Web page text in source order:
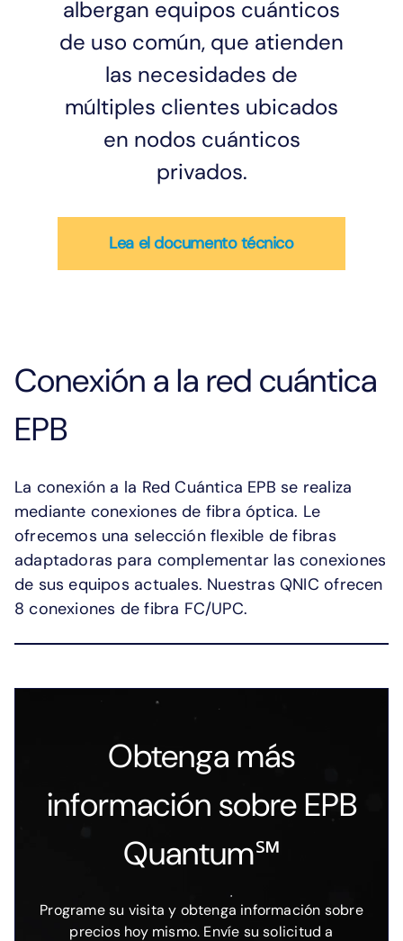
albergan equipos cuánticos
de uso común, que atienden
las necesidades de
múltiples clientes ubicados
en nodos cuánticos
privados.
Lea el documento técnico
Conexión a la red cuántica
EPB
La conexión a la Red Cuántica EPB se realiza
mediante conexiones de fibra óptica. Le
ofrecemos una selección flexible de fibras
adaptadoras para complementar las conexiones
de sus equipos actuales. Nuestras QNIC ofrecen
8 conexiones de fibra FC/UPC.
Obtenga más
información sobre EPB
Quantum℠
Programe su visita y obtenga información sobre
precios hoy mismo. Envíe su solicitud a